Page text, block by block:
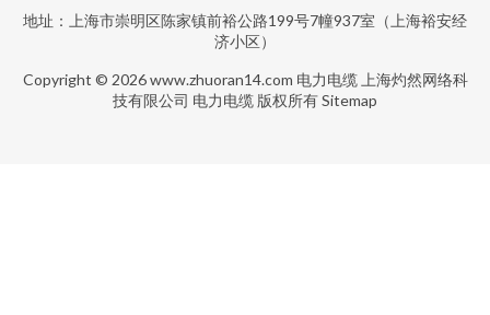
地址：上海市崇明区陈家镇前裕公路199号7幢937室（上海裕安经
济小区）
Copyright © 2026www.zhuoran14.com 电力电缆 上海灼然网络科
技有限公司 电力电缆 版权所有Sitemap